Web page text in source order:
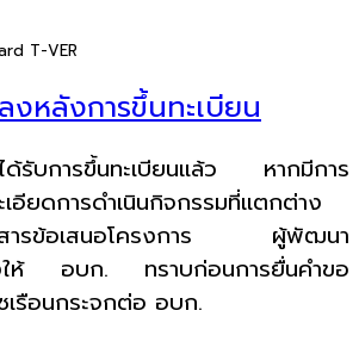
T-VER
งหลังการขึ้นทะเบียน
ด้รับการขึ้นทะเบียนแล้ว หากมีการ
อียดการดำเนินกิจกรรมที่แตกต่าง
กสารข้อเสนอโครงการ ผู้พัฒนา
ให้ อบก. ทราบก่อนการยื่นคำขอ
รือนกระจกต่อ อบก.